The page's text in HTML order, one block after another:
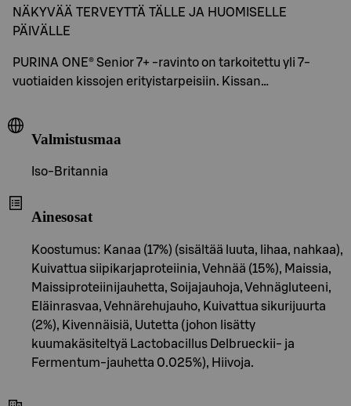
NÄKYVÄÄ TERVEYTTÄ TÄLLE JA HUOMISELLE
PÄIVÄLLE
PURINA ONE® Senior 7+ -ravinto on tarkoitettu yli 7-
vuotiaiden kissojen erityistarpeisiin. Kissan…
Valmistusmaa
Iso-Britannia
Ainesosat
Koostumus: Kanaa (17%) (sisältää luuta, lihaa, nahkaa),
Kuivattua siipikarjaproteiinia, Vehnää (15%), Maissia,
Maissiproteiinijauhetta, Soijajauhoja, Vehnägluteeni,
Eläinrasvaa, Vehnärehujauho, Kuivattua sikurijuurta
(2%), Kivennäisiä, Uutetta (johon lisätty
kuumakäsiteltyä Lactobacillus Delbrueckii- ja
Fermentum-jauhetta 0.025%), Hiivoja.